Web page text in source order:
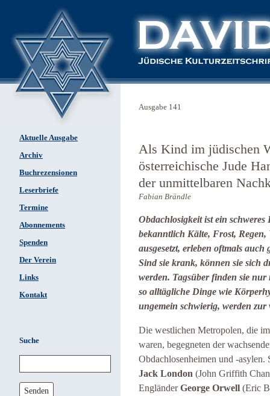
Aktuelle Ausgabe
Archiv
Buchrezensionen
Leserbriefe
Termine
Abonnements
Spenden
Der Verein
Links
Kontakt
Suche
Senden
Ausgabe 141
Als Kind im jüdischen
österreichische Jude
der unmittelbaren
Fabian Brändle
Obdachlosigkeit ist ein
bekanntlich Kälte, Frost, Regen,
ausgesetzt, erleben oftmals
Sind sie krank, können sie sich
werden. Tagsüber finden sie
so alltägliche Dinge wie
ungemein schwierig, werden
Die westlichen Metropolen, die
waren, begegneten der
Obdachlosenheimen und -
Jack London (John Griffith
EngländerGeorge Orwell (Eric